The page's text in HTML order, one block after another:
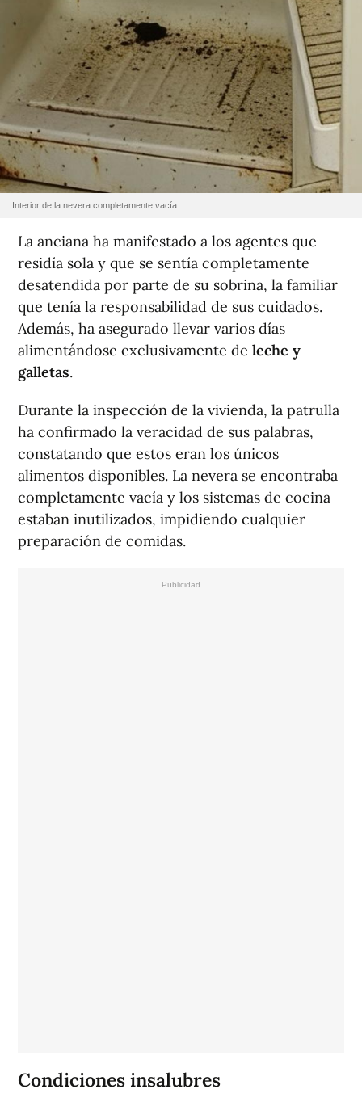
Interior de la nevera completamente vacía
La anciana ha manifestado a los agentes que
residía sola y que se sentía completamente
desatendida por parte de su sobrina, la familiar
que tenía la responsabilidad de sus cuidados.
Además, ha asegurado llevar varios días
alimentándose exclusivamente de leche y
galletas.
Durante la inspección de la vivienda, la patrulla
ha confirmado la veracidad de sus palabras,
constatando que estos eran los únicos
alimentos disponibles. La nevera se encontraba
completamente vacía y los sistemas de cocina
estaban inutilizados, impidiendo cualquier
preparación de comidas.
Condiciones insalubres